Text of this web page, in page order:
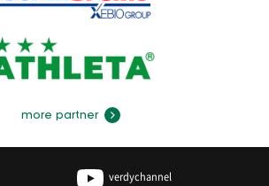
more partner
verdychannel